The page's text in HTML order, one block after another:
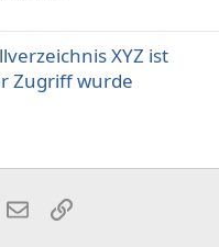
XYZ ist
Zugriff wurde
E-MailLink